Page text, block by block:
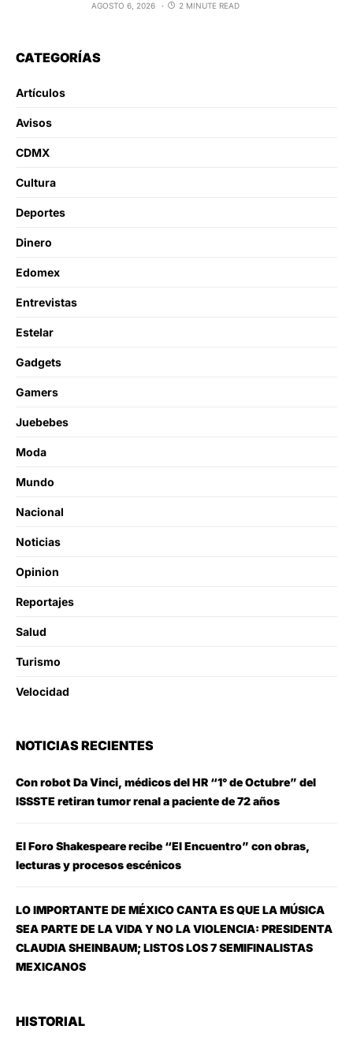
AGOSTO 6, 2026 2 MINUTE READ
CATEGORÍAS
Artículos
Avisos
CDMX
Cultura
Deportes
Dinero
Edomex
Entrevistas
Estelar
Gadgets
Gamers
Juebebes
Moda
Mundo
Nacional
Noticias
Opinion
Reportajes
Salud
Turismo
Velocidad
NOTICIAS RECIENTES
Con robot Da Vinci, médicos del HR “1° de Octubre” del
ISSSTE retiran tumor renal a paciente de 72 años
El Foro Shakespeare recibe “El Encuentro” con obras,
lecturas y procesos escénicos
LO IMPORTANTE DE MÉXICO CANTA ES QUE LA MÚSICA
SEA PARTE DE LA VIDA Y NO LA VIOLENCIA: PRESIDENTA
CLAUDIA SHEINBAUM; LISTOS LOS 7 SEMIFINALISTAS
MEXICANOS
HISTORIAL